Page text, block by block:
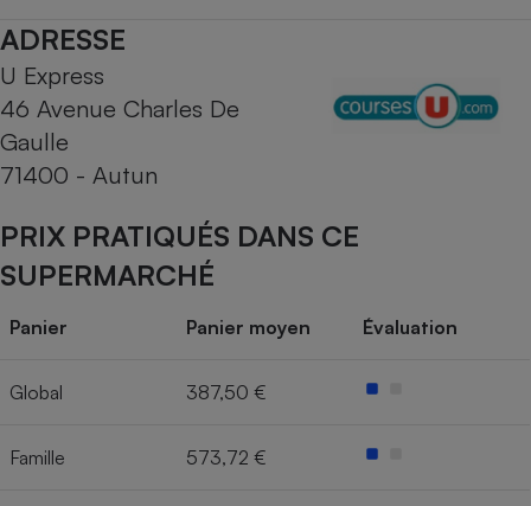
ADRESSE
U Express
46 Avenue Charles De
Gaulle
71400 - Autun
PRIX PRATIQUÉS DANS CE
SUPERMARCHÉ
Panier Panier moyen Évaluation
Global 387,50 €
Famille 573,72 €
Antivirus